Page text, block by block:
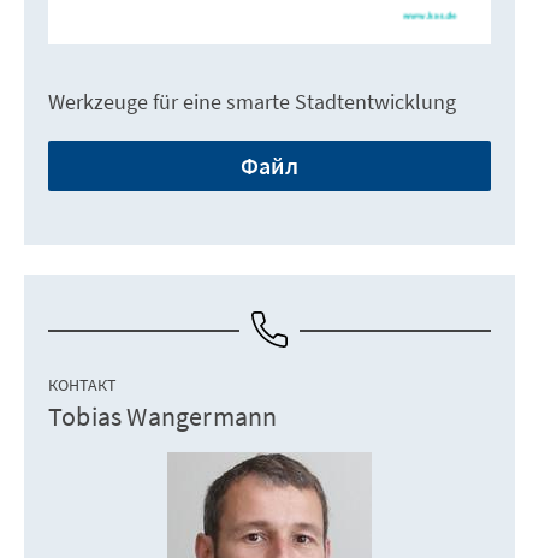
Werkzeuge für eine smarte Stadtentwicklung
Файл
КОНТАКТ
Tobias Wangermann